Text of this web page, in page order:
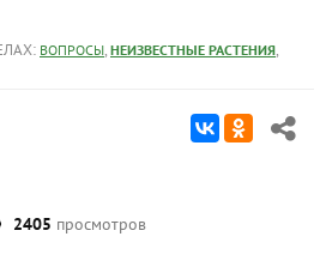
ВОПРОСЫ, НЕИЗВЕСТНЫЕ РАСТЕНИЯ,
2405 просмотров